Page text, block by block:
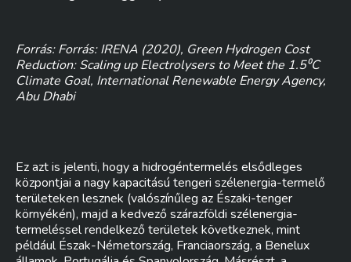
Forrás: Forrás: IRENA (2020), Green Hydrogen Cost
Reduction: Scaling up Electrolysers to Meet the 1.5⁰C
Climate Goal, International Renewable Energy Agency,
Abu Dhabi
Ez azt is jelenti, hogy a hidrogéntermelés elsődleges
központjai a nagy kapacitású tengeri szélenergia-termelő
területeken lesznek (valószínűleg az Északi-tenger
környékén), majd a kedvező szárazföldi szélenergia-
termeléssel rendelkező területek következnek, mint
például Észak-Németország, Franciaország, a Benelux